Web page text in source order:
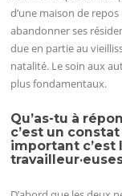
d’une maison de
abandonner ses
due en partie au
natalité. Le soin aux
plus fondamentaux.
Qu’as-tu à
c’est un
important c’est